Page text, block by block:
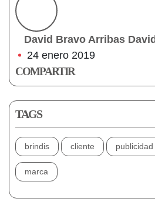
David Bravo Arribas
24 enero 2019
COMPARTIR
TAGS
brindis cliente publicidad
marca